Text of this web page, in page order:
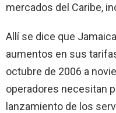
mercados del Caribe,
Allí se dice que
aumentos en sus
octubre de 2006 a
operadores necesitan
lanzamiento de los